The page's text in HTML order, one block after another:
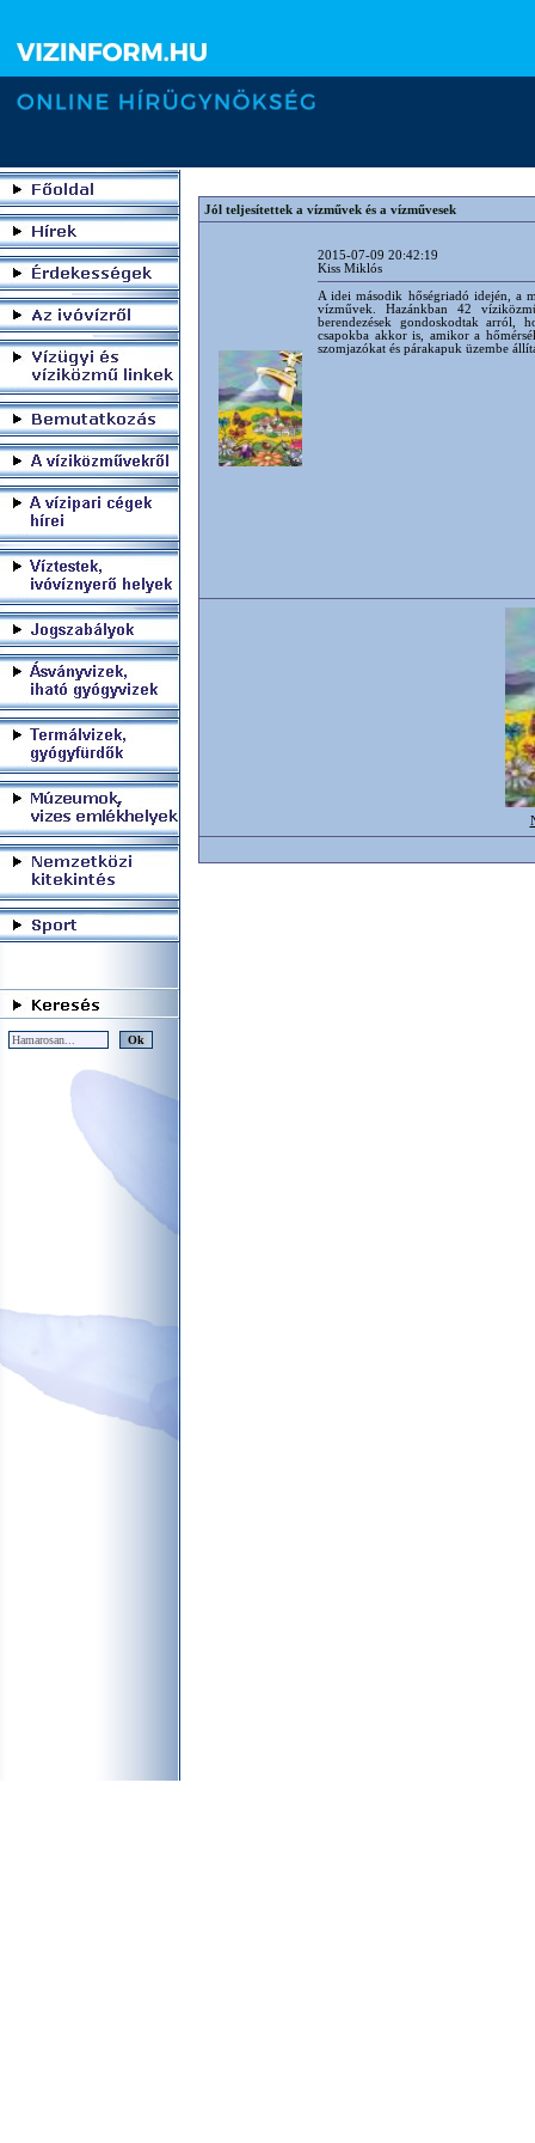
Jól teljesítettek a vízművek és a vízművesek
2015-07-09 20:42:19
Kiss Miklós
A idei második hőségriadó idején, a
vízművek. Hazánkban 42
berendezések gondoskodtak arról,
csapokba akkor is, amikor a
szomjazókat és párakapuk üzembe